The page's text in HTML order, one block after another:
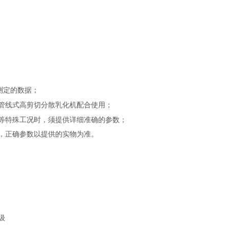
定的数据；
式高剪切分散乳化机配合使用；
殊工况时，须提供详细准确的参数；
确参数以提供的实物为准。